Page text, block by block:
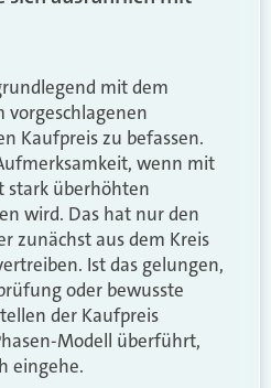
mit dem
vorgeschlagenen
Kaufpreis zu befassen.
wenn mit
stark überhöhten
wird. Das hat nur den
zunächst aus dem Kreis
Ist das gelungen,
oder bewusste
der Kaufpreis
Modell überführt,
eingehe.